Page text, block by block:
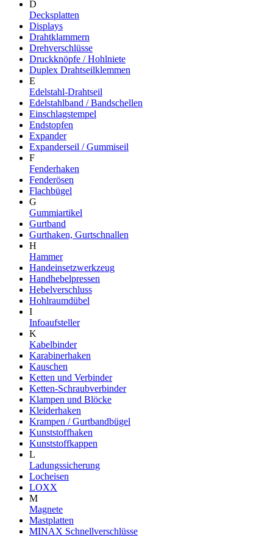
D
Decksplatten
Displays
Drahtklammern
Drehverschlüsse
Druckknöpfe / Hohlniete
Duplex Drahtseilklemmen
E
Edelstahl-Drahtseil
Edelstahlband / Bandschellen
Einschlagstempel
Endstopfen
Expander
Expanderseil / Gummiseil
F
Fenderhaken
Fenderösen
Flachbügel
G
Gummiartikel
Gurtband
Gurthaken, Gurtschnallen
H
Hammer
Handeinsetzwerkzeug
Handhebelpressen
Hebelverschluss
Hohlraumdübel
I
Infoaufsteller
K
Kabelbinder
Karabinerhaken
Kauschen
Ketten und Verbinder
Ketten-Schraubverbinder
Klampen und Blöcke
Kleiderhaken
Krampen / Gurtbandbügel
Kunststoffhaken
Kunststoffkappen
L
Ladungssicherung
Locheisen
LOXX
M
Magnete
Mastplatten
MINAX Schnellverschlüsse